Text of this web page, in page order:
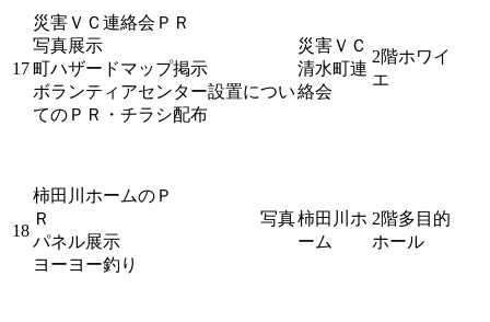
17
災害ＶＣ連絡会ＰＲ
写真展示
町ハザードマップ掲示
ボランティアセンター設置につい
てのＰＲ・チラシ配布
災害ＶＣ
清水町連
絡会
2階ホワイ
エ
18
柿田川ホームのＰ
Ｒ 写真
パネル展示
ヨーヨー釣り
柿田川ホ
ーム
2階多目的
ホール